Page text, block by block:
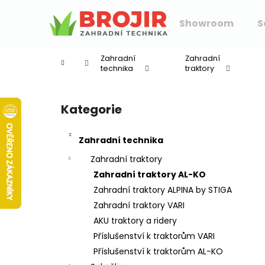
Showroom
Zahradní
technika
Zahradní
traktory
Přeskočit
kategorie
Kategorie
Zahradní technika
Zahradní traktory
Zahradní traktory AL-KO
Zahradní traktory ALPINA by STIGA
Zahradní traktory VARI
AKU traktory a ridery
Příslušenství k traktorům VARI
Příslušenství k traktorům AL-KO
Zpět
Zpět